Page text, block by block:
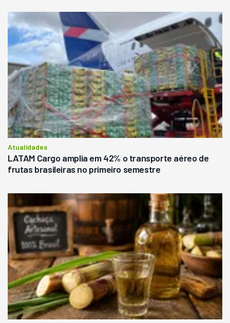
Atualidades
LATAM Cargo amplia em 42% o transporte aéreo de
frutas brasileiras no primeiro semestre